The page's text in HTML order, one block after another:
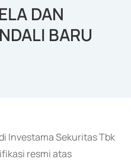
DAN
BARU
Investama Sekuritas Tbk
resmi atas